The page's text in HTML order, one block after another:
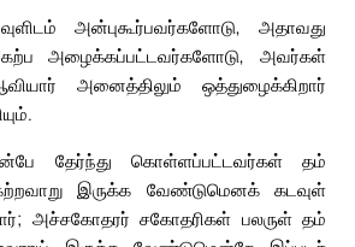
அன்புகூர்பவர்களோடு, அதாவது
அழைக்கப்பட்டவர்களோடு, அவர்கள்
அனைத்திலும் ஒத்துழைக்கிறார்
தேர்ந்து கொள்ளப்பட்டவர்கள் தம்
இருக்க வேண்டுமெனக் கடவுள்
அச்சகோதரர் சகோதரிகள் பலருள் தம்